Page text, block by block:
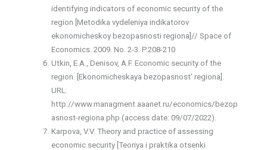
identifying indicators of economic security of the
region [Metodika vydeleniya indikatorov
ekonomicheskoy bezopasnosti regiona]// Space of
Economics. 2009. No. 2-3. P.208-210
Utkin, E.A., Denisov, A.F. Economic security of the
region. [Ekonomicheskaya bezopasnost’ regiona].
URL:
http://www.managment.aaanet.ru/economics/bezop
asnost-regiona.php (access date: 09/07/2022).
Karpova, V.V. Theory and practice of assessing
economic security [Teoriya i praktika otsenki